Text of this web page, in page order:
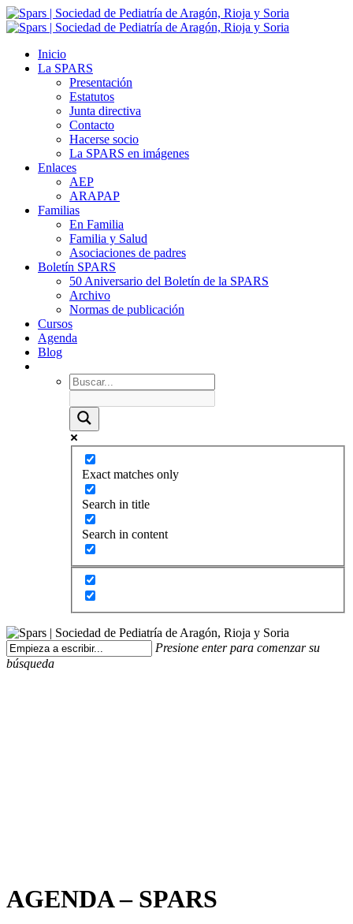
Inicio
La SPARS
Presentación
Estatutos
Junta directiva
Contacto
Hacerse socio
La SPARS en imágenes
Enlaces
AEP
ARAPAP
Familias
En Familia
Familia y Salud
Asociaciones de padres
Boletín SPARS
50 Aniversario del Boletín de la SPARS
Archivo
Normas de publicación
Cursos
Agenda
Blog
Exact matches only
Search in title
Search in content
Presione enter para comenzar su
búsqueda
AGENDA – SPARS